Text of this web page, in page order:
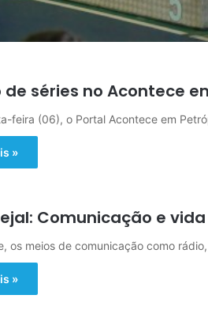
de séries no Acontece
feira (06), o Portal Acontece em
»
Comunicação e
os meios de comunicação como
»